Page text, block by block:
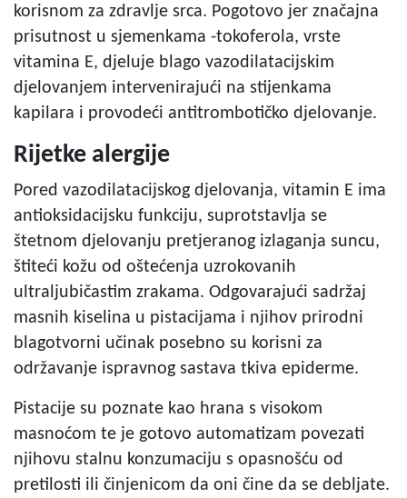
korisnom za zdravlje srca. Pogotovo jer značajna
prisutnost u sjemenkama -tokoferola, vrste
vitamina E, djeluje blago vazodilatacijskim
djelovanjem intervenirajući na stijenkama
kapilara i provodeći antitrombotičko djelovanje.
Rijetke alergije
Pored vazodilatacijskog djelovanja, vitamin E ima
antioksidacijsku funkciju, suprotstavlja se
štetnom djelovanju pretjeranog izlaganja suncu,
štiteći kožu od oštećenja uzrokovanih
ultraljubičastim zrakama. Odgovarajući sadržaj
masnih kiselina u pistacijama i njihov prirodni
blagotvorni učinak posebno su korisni za
održavanje ispravnog sastava tkiva epiderme.
Pistacije su poznate kao hrana s visokom
masnoćom te je gotovo automatizam povezati
njihovu stalnu konzumaciju s opasnošću od
pretilosti ili činjenicom da oni čine da se debljate.